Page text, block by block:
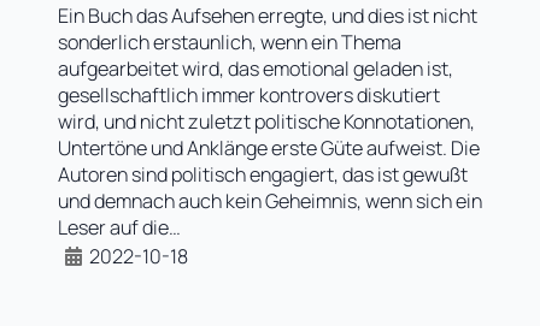
Ein Buch das Aufsehen erregte, und dies ist nicht
sonderlich erstaunlich, wenn ein Thema
aufgearbeitet wird, das emotional geladen ist,
gesellschaftlich immer kontrovers diskutiert
wird, und nicht zuletzt politische Konnotationen,
Untertöne und Anklänge erste Güte aufweist. Die
Autoren sind politisch engagiert, das ist gewußt
und demnach auch kein Geheimnis, wenn sich ein
Leser auf die…
2022-10-18